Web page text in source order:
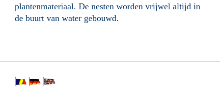
plantenmateriaal. De nesten worden vrijwel altijd in
de buurt van water gebouwd.